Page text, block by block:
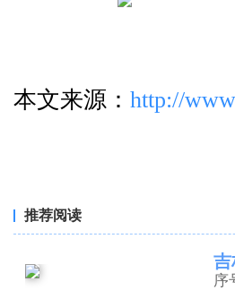
本文来源： http://
推荐阅读
吉
序